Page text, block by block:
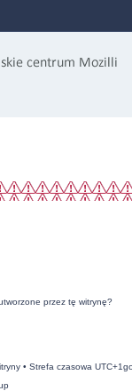
przez tę witrynę?
• Strefa czasowa